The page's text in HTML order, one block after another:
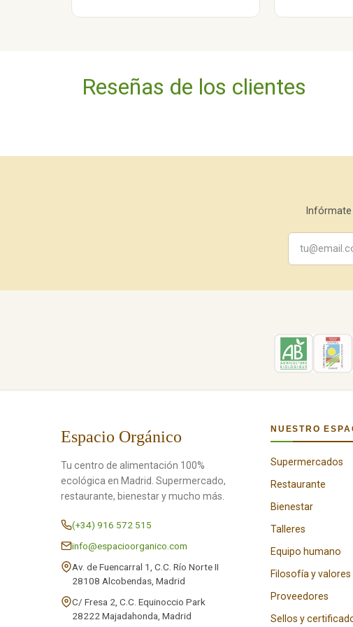
Reseñas de los clientes
Infórmate
Espacio Orgánico
Tu centro de alimentación 100%
ecológica en Madrid. Supermercado,
restaurante, bienestar y mucho más.
(+34) 916 572 515
info@espacioorganico.com
Av. de Fuencarral 1, C.C. Río Norte II
28108 Alcobendas, Madrid
C/ Fresa 2, C.C. Equinoccio Park
28222 Majadahonda, Madrid
NUESTRO
Supermercados
Restaurante
Bienestar
Talleres
Equipo humano
Filosofía y valores
Proveedores
Sellos y